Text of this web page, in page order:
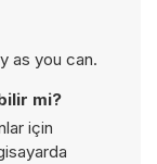
as you can.
mi?
için